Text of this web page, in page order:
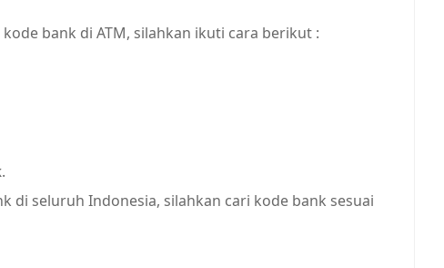
bank di ATM, silahkan ikuti cara berikut :
.
di seluruh Indonesia, silahkan cari kode bank sesuai